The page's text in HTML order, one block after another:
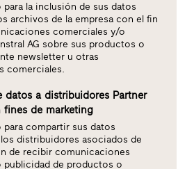
la inclusión de sus datos
archivos de la empresa con el fin
comerciales y/o
AG sobre sus productos o
newsletter u otras
comerciales.
datos a distribuidores Partner
fines de marketing
compartir sus datos
distribuidores asociados de
de recibir comunicaciones
publicidad de productos o